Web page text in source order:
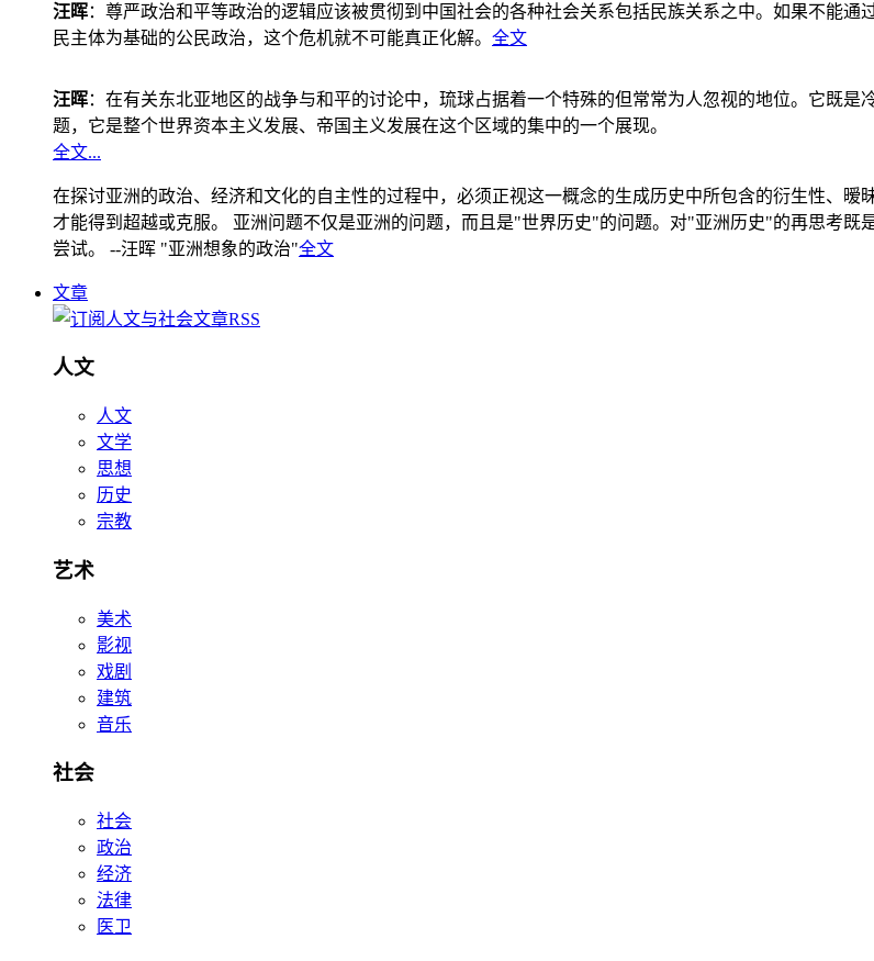
汪晖：尊严政治和平等政治的逻辑应该被贯彻到中国社会的各种社会关系包括民族关系之中。如果不能
民主体为基础的公民政治，这个危机就不可能真正化解。 全文
汪晖：在有关东北亚地区的战争与和平的讨论中，琉球占据着一个特殊的但常常为人忽视的地位。它既
题，它是整个世界资本主义发展、帝国主义发展在这个区域的集中的一个展现。
全文...
在探讨亚洲的政治、经济和文化的自主性的过程中，必须正视这一概念的生成历史中所包含的衍生性、
才能得到超越或克服。 亚洲问题不仅是亚洲的问题，而且是"世界历史"的问题。对"亚洲历史"的再思考
尝试。 --汪晖 "亚洲想象的政治"全文
文章
人文
人文
文学
思想
历史
宗教
艺术
美术
影视
戏剧
建筑
音乐
社会
社会
政治
经济
法律
医卫